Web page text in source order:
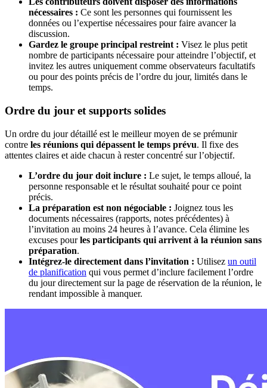
nécessaires : Ce sont les personnes qui fournissent les
données ou l’expertise nécessaires pour faire avancer la
discussion.
Gardez le groupe principal restreint : Visez le plus petit
nombre de participants nécessaire pour atteindre l’objectif, et
invitez les autres uniquement comme observateurs facultatifs
ou pour des points précis de l’ordre du jour, limités dans le
temps.
Ordre du jour et supports solides
Un ordre du jour détaillé est le meilleur moyen de se prémunir
contre les réunions qui dépassent le temps prévu. Il fixe des
attentes claires et aide chacun à rester concentré sur l’objectif.
L’ordre du jour doit inclure : Le sujet, le temps alloué, la
personne responsable et le résultat souhaité pour ce point
précis.
La préparation est non négociable : Joignez tous les
documents nécessaires (rapports, notes précédentes) à
l’invitation au moins 24 heures à l’avance. Cela élimine les
excuses pourles participants qui arrivent à la réunion sans
préparation.
Intégrez-le directement dans l’invitation : Utilisez un outil
de planification qui vous permet d’inclure facilement l’ordre
du jour directement sur la page de réservation de la réunion, le
rendant impossible à manquer.